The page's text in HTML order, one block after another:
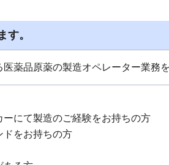
す。
薬品原薬の製造オペレーター業務
ーにて製造のご経験をお持ちの方
ドをお持ちの方